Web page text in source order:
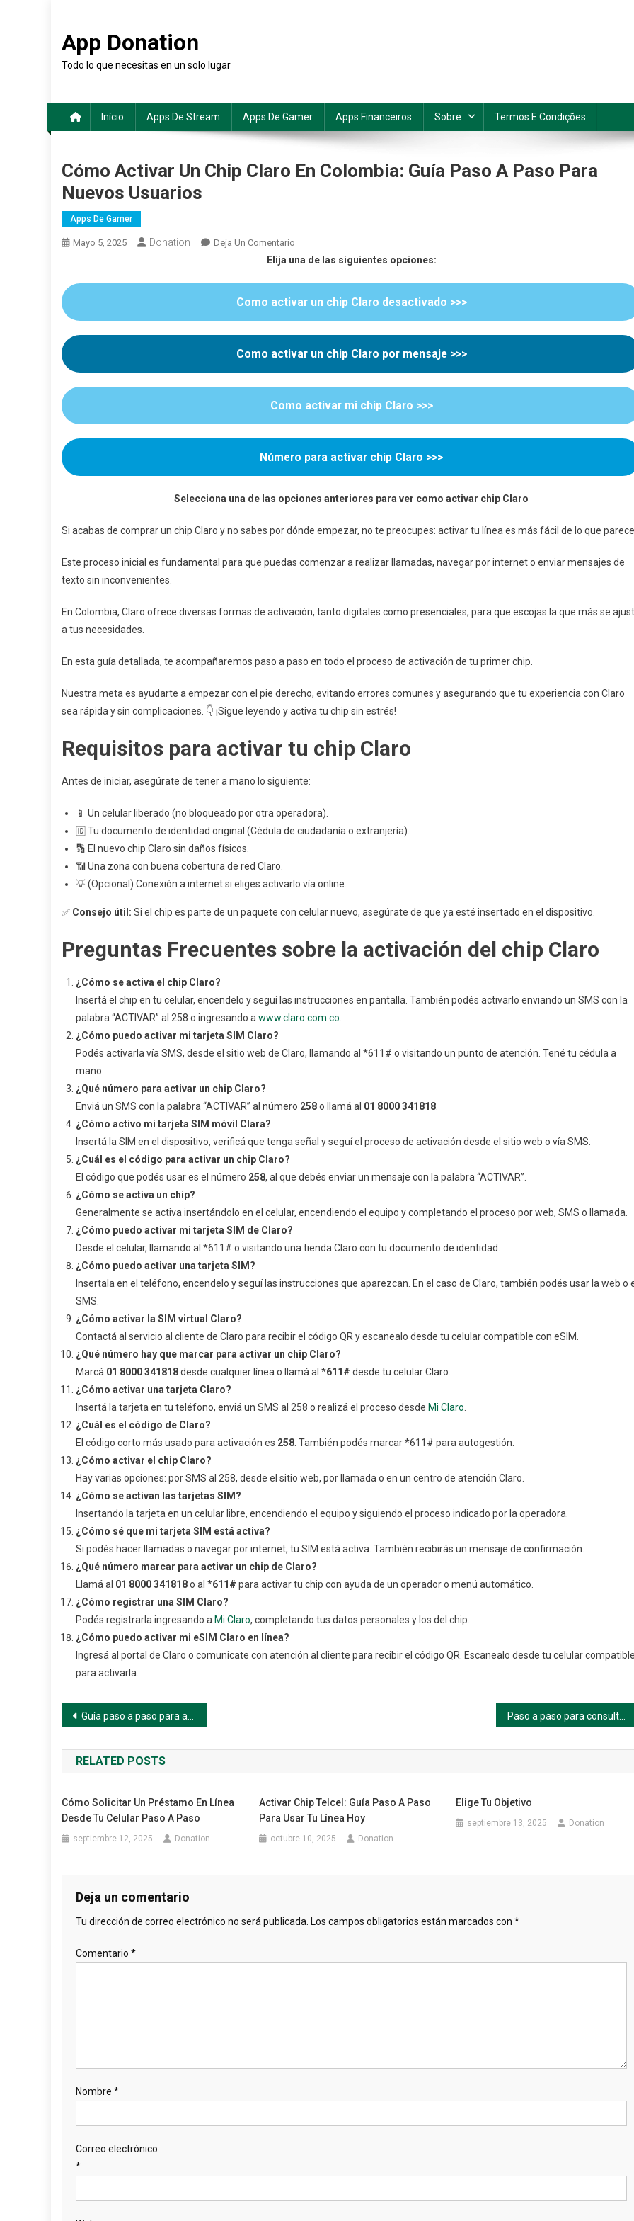
contenido
App Donation
Todo lo que necesitas en un solo lugar
Início Apps De Stream Apps De Gamer Apps Financeiros Sobre Termos E Condições
Cómo Activar Un Chip Claro En Colombia: Guía Paso A Paso Para
Nuevos Usuarios
Apps De Gamer
Mayo 5, 2025 Donation Deja Un Comentario
Cómo
Chip
Claro
Colombia:
Guía
Paso
A
Para
Nuevos
Elija una de las siguientes opciones:
Como activar un chip Claro desactivado >>>
Como activar un chip Claro por mensaje >>>
Como activar mi chip Claro >>>
Número para activar chip Claro >>>
Selecciona una de las opciones anteriores para ver como activar chip Claro
Si acabas de comprar un chip Claro y no sabes por dónde empezar, no te preocupes: activar tu línea es más fácil de lo que
Este proceso inicial es fundamental para que puedas comenzar a realizar llamadas, navegar por internet o enviar mensajes de
texto sin inconvenientes.
En Colombia, Claro ofrece diversas formas de activación, tanto digitales como presenciales, para que escojas la que más se
a tus necesidades.
En esta guía detallada, te acompañaremos paso a paso en todo el proceso de activación de tu primer chip.
Nuestra meta es ayudarte a empezar con el pie derecho, evitando errores comunes y asegurando que tu experiencia con Claro
sea rápida y sin complicaciones. 👇 ¡Sigue leyendo y activa tu chip sin estrés!
Requisitos para activar tu chip Claro
Antes de iniciar, asegúrate de tener a mano lo siguiente:
📱 Un celular liberado (no bloqueado por otra operadora).
🆔 Tu documento de identidad original (Cédula de ciudadanía o extranjería).
🔢 El nuevo chip Claro sin daños físicos.
📶 Una zona con buena cobertura de red Claro.
💡 (Opcional) Conexión a internet si eliges activarlo vía online.
✅ Consejo útil: Si el chip es parte de un paquete con celular nuevo, asegúrate de que ya esté insertado en el dispositivo.
Preguntas Frecuentes sobre la activación del chip Claro
¿Cómo se activa el chip Claro?
Insertá el chip en tu celular, encendelo y seguí las instrucciones en pantalla. También podés activarlo enviando un SMS con la
palabra “ACTIVAR” al 258 o ingresando a www.claro.com.co
¿Cómo puedo activar mi tarjeta SIM Claro?
Podés activarla vía SMS, desde el sitio web de Claro, llamando al *611# o visitando un punto de atención. Tené tu cédula a
mano.
¿Qué número para activar un chip Claro?
Enviá un SMS con la palabra “ACTIVAR” al número 258o llamá al 01 8000 341818
¿Cómo activo mi tarjeta SIM móvil Clara?
Insertá la SIM en el dispositivo, verificá que tenga señal y seguí el proceso de activación desde el sitio web o vía SMS.
¿Cuál es el código para activar un chip Claro?
El código que podés usar es el número 258, al que debés enviar un mensaje con la palabra “ACTIVAR”.
¿Cómo se activa un chip?
Generalmente se activa insertándolo en el celular, encendiendo el equipo y completando el proceso por web, SMS o llamada.
¿Cómo puedo activar mi tarjeta SIM de Claro?
Desde el celular, llamando al *611# o visitando una tienda Claro con tu documento de identidad.
¿Cómo puedo activar una tarjeta SIM?
Insertala en el teléfono, encendelo y seguí las instrucciones que aparezcan. En el caso de Claro, también podés usar la web o
SMS.
¿Cómo activar la SIM virtual Claro?
Contactá al servicio al cliente de Claro para recibir el código QR y escanealo desde tu celular compatible con eSIM.
¿Qué número hay que marcar para activar un chip Claro?
Marcá 01 8000 341818desde cualquier línea o llamá al *611# desde tu celular Claro.
¿Cómo activar una tarjeta Claro?
Insertá la tarjeta en tu teléfono, enviá un SMS al 258 o realizá el proceso desde Mi Claro
¿Cuál es el código de Claro?
El código corto más usado para activación es 258 . También podés marcar *611# para autogestión.
¿Cómo activar el chip Claro?
Hay varias opciones: por SMS al 258, desde el sitio web, por llamada o en un centro de atención Claro.
¿Cómo se activan las tarjetas SIM?
Insertando la tarjeta en un celular libre, encendiendo el equipo y siguiendo el proceso indicado por la operadora.
¿Cómo sé que mi tarjeta SIM está activa?
Si podés hacer llamadas o navegar por internet, tu SIM está activa. También recibirás un mensaje de confirmación.
¿Qué número marcar para activar un chip de Claro?
Llamá al 01 8000 341818o al *611# para activar tu chip con ayuda de un operador o menú automático.
¿Cómo registrar una SIM Claro?
Podés registrarla ingresando a Mi Claro, completando tus datos personales y los del chip.
¿Cómo puedo activar mi eSIM Claro en línea?
Ingresá al portal de Claro o comunicate con atención al cliente para recibir el código QR. Escanealo desde tu celular
para activarla.
Navegación
de
entradas
Guía paso a paso para activar tu chip Claro en Colombia
RELATED POSTS
Cómo Solicitar Un Préstamo En Línea
Desde Tu Celular Paso A Paso
septiembre 12, 2025 Donation
Activar Chip Telcel: Guía Paso A Paso
Para Usar Tu Línea Hoy
octubre 10, 2025 Donation
Elige Tu Objetivo
septiembre 13, 2025 Donation
Deja un comentario
Tu dirección de correo electrónico no será publicada. Los campos obligatorios están marcados con *
Comentario *
Nombre *
Correo electrónico
*